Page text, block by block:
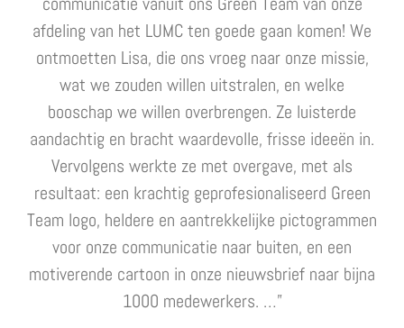
afdeling van het LUMC ten goede gaan komen! We
ontmoetten Lisa, die ons vroeg naar onze missie,
wat we zouden willen uitstralen, en welke
booschap we willen overbrengen. Ze luisterde
aandachtig en bracht waardevolle, frisse ideeën in.
Vervolgens werkte ze met overgave, met als
resultaat: een krachtig geprofesionaliseerd Green
Team logo, heldere en aantrekkelijke pictogrammen
voor onze communicatie naar buiten, en een
motiverende cartoon in onze nieuwsbrief naar bijna
1000 medewerkers. …”